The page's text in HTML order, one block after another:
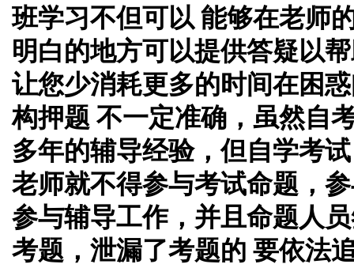
班学习不但可以 能够在老师
明白的地方可以提供答疑以
让您少消耗更多的时间在困
构押题 不一定准确，虽然自
多年的辅导经验，但自学考
老师就不得参与考试命题，
参与辅导工作，并且命题人
考题，泄漏了考题的 要依法